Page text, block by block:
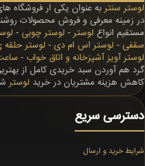
لوستر سنتربه عنوان یکی ار فروشگاه
در زمینه معرفی و فروش محصولات
مستقیم انواع لوستر- لوستر چوبی -
سقفی - لوستر اس ام دی- لوستر
لوستر آویز آشپزخانه و اتاق خواب -
گرد هم آوردن سبد خریدی کامل از
کاهش هزینه مشتریان در خرید لوستر
دسترسی سریع
شرایط خرید و ارسال